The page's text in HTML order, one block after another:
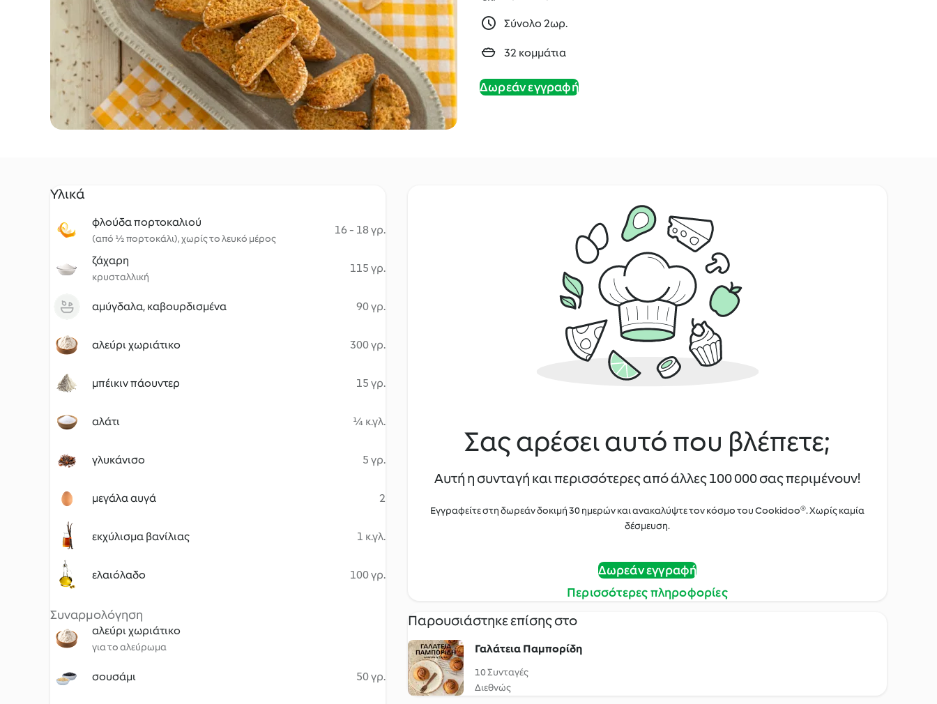
Σύνολο 2ωρ.
32 κομμάτια
Δωρεάν εγγραφή
Υλικά
φλούδα πορτοκαλιού
(από ½ πορτοκάλι), χωρίς το λευκό μέρος
16 - 18 γρ.
ζάχαρη
κρυσταλλική
115 γρ.
αμύγδαλα, καβουρδισμένα 90 γρ.
αλεύρι χωριάτικο 300 γρ.
μπέικιν πάουντερ 15 γρ.
αλάτι ¼ κ.γλ.
γλυκάνισο 5 γρ.
μεγάλα αυγά 2
εκχύλισμα βανίλιας 1 κ.γλ.
ελαιόλαδο 100 γρ.
Συναρμολόγηση
αλεύρι χωριάτικο
για το αλεύρωμα
σουσάμι 50 γρ.
Σας αρέσει αυτό που βλέπετε;
Αυτή η συνταγή και περισσότερες από άλλες 100 000 σας περιμένουν!
Εγγραφείτε στη δωρεάν δοκιμή 30 ημερών και ανακαλύψτε τον κόσμο του Cookidoo®. Χωρίς καμία
δέσμευση.
Δωρεάν εγγραφή
Περισσότερες πληροφορίες
Παρουσιάστηκε επίσης στο
Γαλάτεια Παμπορίδη
10 Συνταγές
Διεθνώς